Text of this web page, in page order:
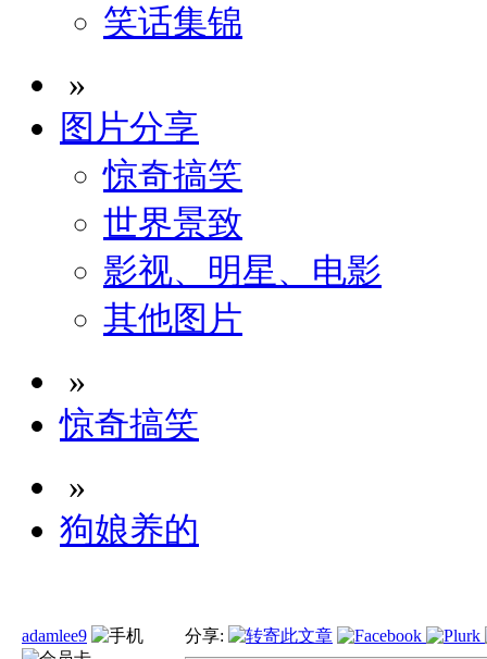
笑话集锦
»
图片分享
惊奇搞笑
世界景致
影视、明星、电影
其他图片
»
惊奇搞笑
»
狗娘养的
adamlee9 分享: